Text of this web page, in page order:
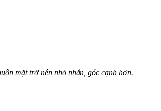
mặt trở nên nhỏ nhắn, góc cạnh hơn.